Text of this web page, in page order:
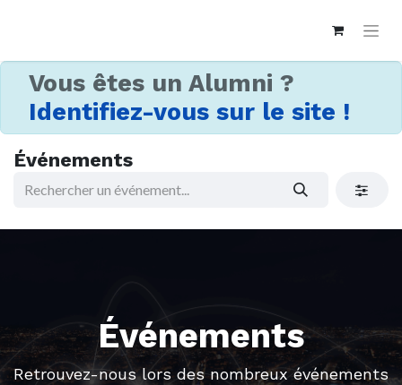
Vous êtes un Alumni ?
Identifiez-vous sur le site !
Événements
Événements
Retrouvez-nous lors des nombreux événements